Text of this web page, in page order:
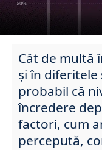
Cât de multă
și în diferitele
probabil că
încredere
factori, cum
percepută,